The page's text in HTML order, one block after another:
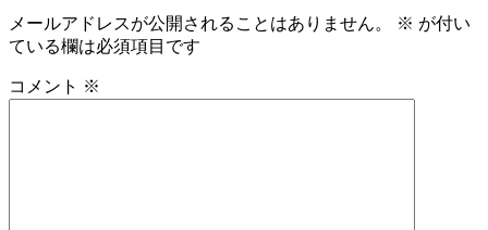
ビ
ゲ
ー
メールアドレスが公開されることはありません。 ※ が付い
ている欄は必須項目です
コメント ※